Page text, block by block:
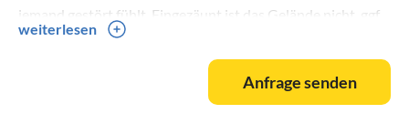
jemand gestört fühlt. Eingezäunt ist das Gelände nicht, ggf.
können wir Ihnen aber einen mobilen Zaun anbieten.
weiterlesen
Anfrage senden